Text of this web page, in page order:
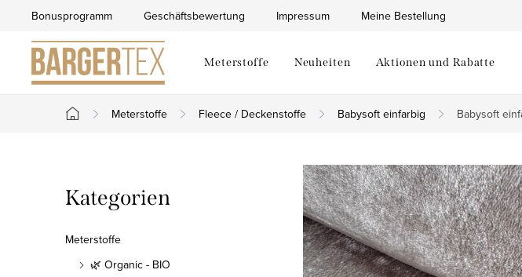
springen
Bonusprogramm Geschäftsbewertung Impressum Meine Bestellung
Meterstoffe Neuheiten Aktionen und Rabatte
Startseite
Meterstoffe Fleece / Deckenstoffe Babysoft einfarbig Babysoft
e
i
Kategorien
überspringen
Kategorien
Meterstoffe
🌿 Organic - BIO